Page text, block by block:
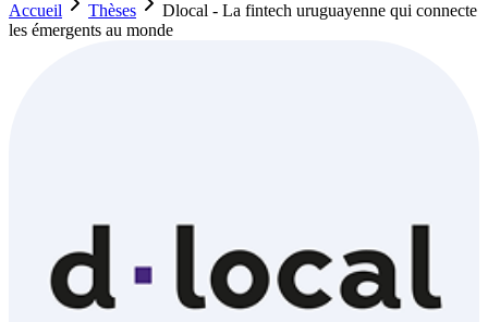
Accueil Thèses
Dlocal - La fintech uruguayenne qui connecte
les émergents au monde